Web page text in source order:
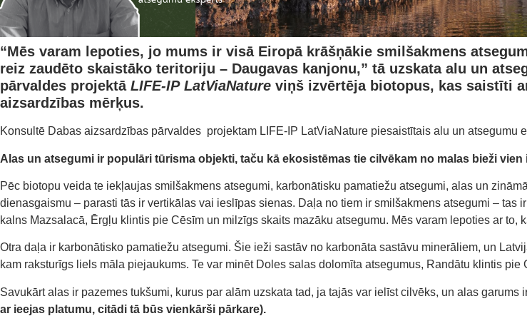
“Mēs varam lepoties, jo mums ir visā Eiropā krāšņākie smilšakmens
reiz zaudēto skaistāko teritoriju – Daugavas kanjonu,” tā uzskata alu un
pārvaldes projektā LIFE-IP LatViaNature viņš izvērtēja biotopus, kas saistīti
aizsardzības mērķus.
Konsultē Dabas aizsardzības pārvaldes projektam LIFE-IP LatViaNature piesaistītais alu un atsegumu
Alas un atsegumi ir populāri tūrisma objekti, taču kā ekosistēmas tie cilvēkam no malas bieži
Pēc biotopu veida te iekļaujas smilšakmens atsegumi, karbonātisku pamatiežu atsegumi, alas un
dienasgaismu – parasti tās ir vertikālas vai ieslīpas sienas. Daļa no tiem ir smilšakmens atsegumi –
kalns Mazsalacā, Ērgļu klintis pie Cēsīm un milzīgs skaits mazāku atsegumu. Mēs varam lepoties ar to,
Otra daļa ir karbonātisko pamatiežu atsegumi. Šie ieži sastāv no karbonāta sastāvu minerāliem, un
kam raksturīgs liels māla piejaukums. Te var minēt Doles salas dolomīta atsegumus, Randātu klintis
Savukārt alas ir pazemes tukšumi, kurus par alām uzskata tad, ja tajās var ielīst cilvēks, un alas garums
ar ieejas platumu, citādi tā būs vienkārši pārkare).